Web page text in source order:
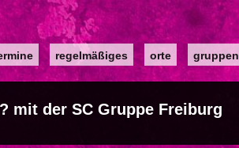
regelmäßiges orte gruppen
mit der SC Gruppe Freiburg